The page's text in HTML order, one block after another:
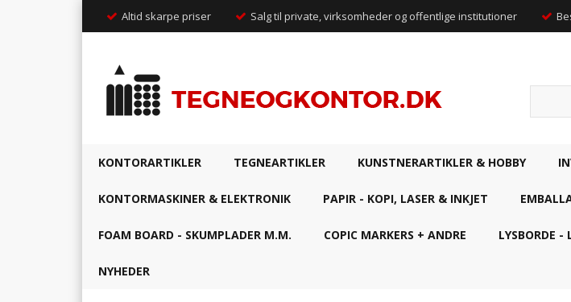
Altid skarpe priser Salg til private, virksomheder og offentlige institutioner
KONTORARTIKLER TEGNEARTIKLER KUNSTNERARTIKLER & HOBBY
KONTORMASKINER & ELEKTRONIK PAPIR - KOPI, LASER & INKJET
FOAM BOARD - SKUMPLADER M.M. COPIC MARKERS + ANDRE LYSBORDE -
NYHEDER